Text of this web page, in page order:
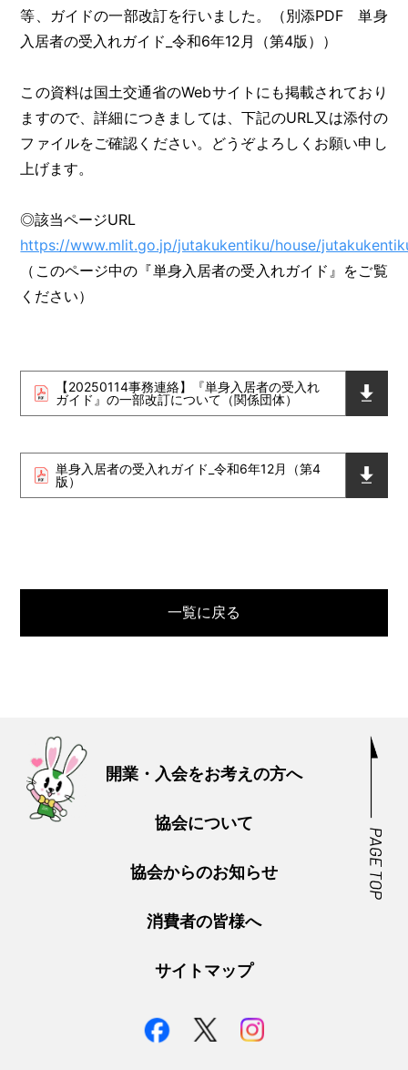
等、ガイドの一部改訂を行いました。（別添PDF 単身
入居者の受入れガイド_令和6年12月（第4版））
この資料は国土交通省のWebサイトにも掲載されており
ますので、詳細につきましては、下記のURL又は添付の
ファイルをご確認ください。どうぞよろしくお願い申し
上げます。
◎該当ページURL
https://www.mlit.go.jp/jutakukentiku/house/
（このページ中の『単身入居者の受入れガイド』をご覧
ください）
【20250114事務連絡】『単身入居者の受入れ
ガイド』の一部改訂について（関係団体）
単身入居者の受入れガイド_令和6年12月（第4
版）
一覧に戻る
開業・入会をお考えの方へ
協会について
協会からのお知らせ
消費者の皆様へ
サイトマップ